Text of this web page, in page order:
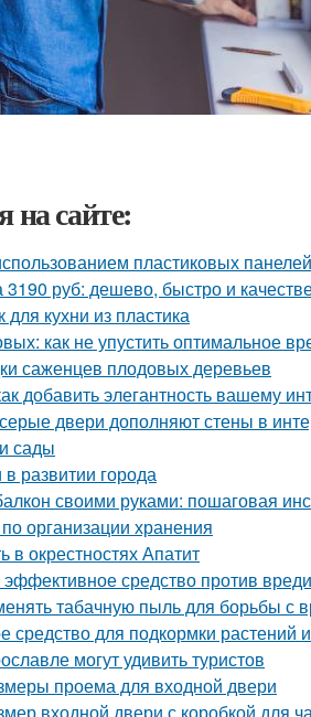
на сайте:
пластиковых панелей
руб: дешево, быстро и
кухни из пластика
как не упустить оптимальное
саженцев плодовых деревьев
добавить элегантность вашему
двери дополняют стены в
сады
развитии города
своими руками: пошаговая
организации хранения
в окрестностях Апатит
средство против
табачную пыль для борьбы с
для подкормки растений
могут удивить туристов
проема для входной двери